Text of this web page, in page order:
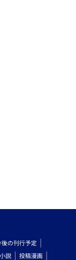
後の刊行予定
説 投稿漫画